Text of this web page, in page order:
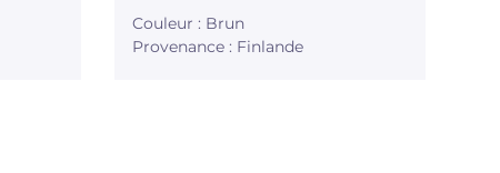
Couleur : Brun
Provenance : Finlande